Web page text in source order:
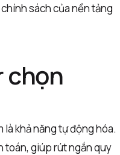
sách của nền tảng
chọn
khả năng tự động hóa.
toán, giúp rút ngắn quy